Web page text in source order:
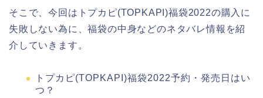
そこで、今回はトプカピ(TOPKAPI)福袋2022の購入に
失敗しない為に、福袋の中身などのネタバレ情報を紹
介していきます。
トプカピ(TOPKAPI)福袋2022予約・発売日はい
つ？